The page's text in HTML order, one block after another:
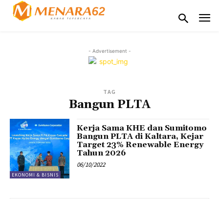
- Advertisement -
TAG
Bangun PLTA
EKONOMI & BISNIS
Kerja Sama KHE dan Sumitomo
Bangun PLTA di Kaltara, Kejar
Target 23% Renewable Energy
Tahun 2026
06/10/2022